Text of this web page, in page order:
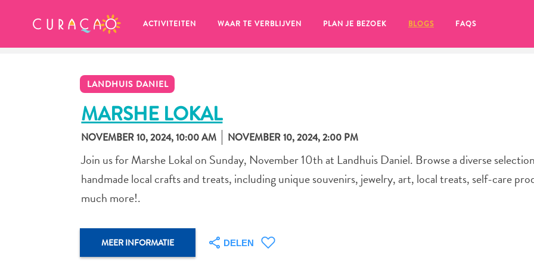
ACTIVITEITEN WAAR TE VERBLIJVEN PLAN JE BEZOEK BLOGS FAQS
LANDHUIS DANIEL
MARSHE LOKAL
NOVEMBER 10, 2024, 10:00 AM NOVEMBER 10, 2024, 2:00 PM
Join us for Marshe Lokal on Sunday, November 10th at Landhuis Daniel. Browse a diverse
handmade local crafts and treats, including unique souvenirs, jewelry, art, local treats, self-care
much more!.
MEER INFORMATIE DELEN
MIJN FAVORIETEN
favoriete plekken opgeslagen.
Wanneer je iets op wil slaan om later nog eens te bekijken, klik op het